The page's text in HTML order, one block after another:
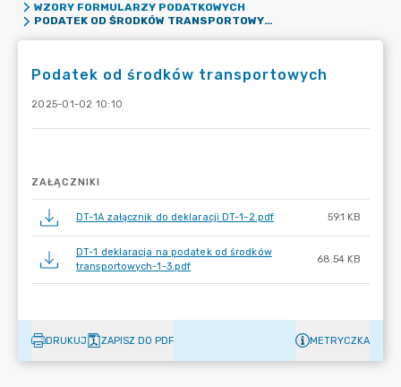
WZORY FORMULARZY PODATKOWYCH
PODATEK OD ŚRODKÓW TRANSPORTOWYCH
Podatek od środków transportowych
2025-01-02 10:10
ZAŁĄCZNIKI
DT-1A załącznik do deklaracji DT-1-2.pdf 59.1 KB
DT-1 deklaracja na podatek od środków
transportowych-1-3.pdf
68.54 KB
DRUKUJ ZAPISZ DO PDF METRYCZKA